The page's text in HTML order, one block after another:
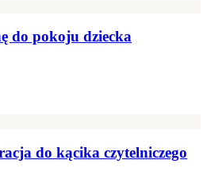
do pokoju dziecka
do kącika czytelniczego